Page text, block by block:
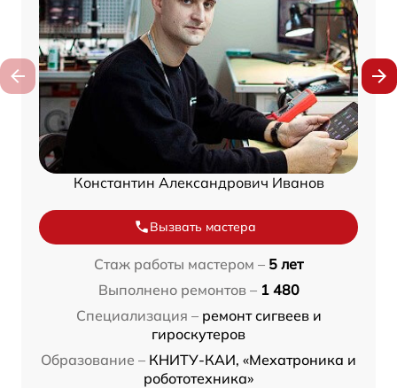
Константин Александрович Иванов
Вызвать мастера
Стаж работы мастером – 5 лет
Выполнено ремонтов – 1 480
Специализация – ремонт сигвеев и
гироскутеров
Образование – КНИТУ-КАИ, «Мехатроника и
робототехника»